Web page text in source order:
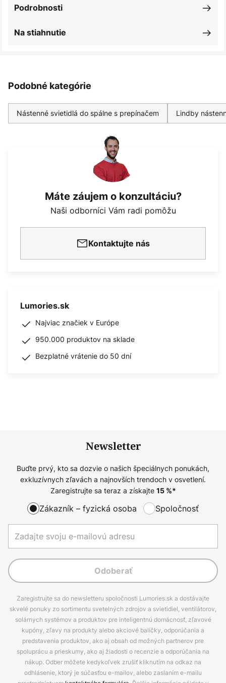
Podrobnosti
Na stiahnutie
Podobné kategórie
Nástenné svietidlá do spálne s prepínačem Lindby
Máte záujem o konzultáciu?
Naši odborníci Vám radi pomôžu
Kontaktujte nás
Lumories.sk
Najviac značiek v Európe
950.000 produktov na sklade
Bezplatné vrátenie do 50 dní
Newsletter
Buďte prvý, kto sa dozvie o našich špeciálnych ponukách,
exkluzívnych zľavách a najnovších trendoch v osvetlení.
Zaregistrujte sa teraz a získajte 15%*
Zákazník – fyzická osoba Spoločnosť
Odoberať
Zaregistrujte sa do newsletteru spoločnosti Lumories.sk a dostávajte
skvelé ponuky zo sortimentu svetelných zdrojov a svietidiel, ventilátorov,
solárnych systémov a produktov pre inteligentnú domácnosť, zľavové
kupóny, zľavy na produkty alebo akciové balíčky, odporúčania a
predstavenia produktov, ako aj obsah od možných partnerov pre
spoluprácu a prieskumy, ako aj žiadosti o recenzie a odporúčania na
nákup. Odber môžete kedykoľvek zrušiť kliknutím na odkaz na
odhlásenie, ktorý je súčasťou e-mailov, alebo zaslaním e-mailu